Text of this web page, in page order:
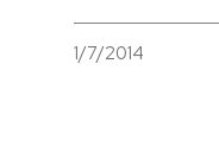
1/7/2014